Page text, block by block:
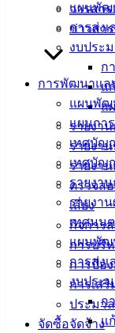
แผนพัฒ
การส่ง
งบประ
ก
แ
แ
รายงาน
รายงา
รายงา
ตรวจส
เสี่ยง
กิจการ
การบริ
การป้อ
การเส
ประมว
จัดซื้อจัดจ้าง
วารสา
ข่าวสา
การพัฒนาแล
แผนพัฒ
แผนกา
เทศบัญ
เทศบัญ
รายงา
รายงา
เทศมน
แผนพัฒ
การส่ง
งบประ
ก
แ
สำนักงาน
เทศบาลเมือง
อ่างศิลา 90/338
ม.3 ต.เสม็ด
อ.เมือง จ.ชลบุรี
038-
142-100-104
บริการ
ประชาชน
ดาวน์โหลด
ฟอร์ม,